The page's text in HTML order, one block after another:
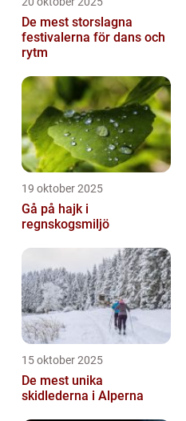
De mest storslagna
festivalerna för dans och
rytm
19 oktober 2025
Gå på hajk i
regnskogsmiljö
15 oktober 2025
De mest unika
skidlederna i Alperna